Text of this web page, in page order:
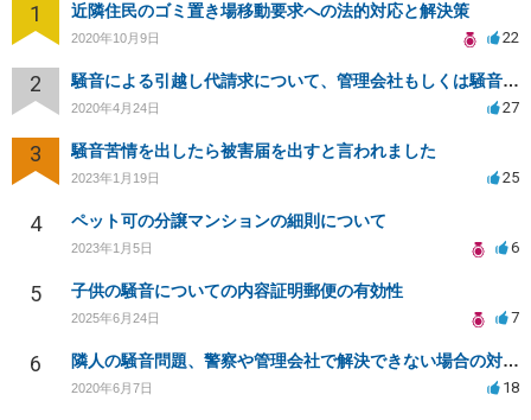
1 近隣住民のゴミ置き場移動要求への法的対応と解決策
2020年10月9日 22
2 騒音による引越し代請求について、管理会社もしくは騒音主から請求できるか？
2020年4月24日 27
3 騒音苦情を出したら被害届を出すと言われました
2023年1月19日 25
4 ペット可の分譲マンションの細則について
2023年1月5日 6
5 子供の騒音についての内容証明郵便の有効性
2025年6月24日 7
6 隣人の騒音問題、警察や管理会社で解決できない場合の対策は？
2020年6月7日 18